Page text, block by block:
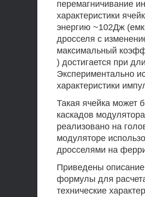
перемагничивание
характеристики
энергию ~102Дж
дросселя с
максимальный
) достигается при
Экспериментально
характеристики
Такая ячейка может
каскадов
реализовано на
модуляторе
дросселями на
Приведены
формулы для
технические